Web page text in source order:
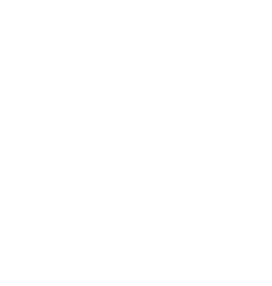
sur
de décoller vos racines de votre crâne. Ainsi, vous avez
volume.
ses cheveux fins ?
shampooing, un après-shampooing et un masque
En complément, vous pouvez tout à fait utiliser un